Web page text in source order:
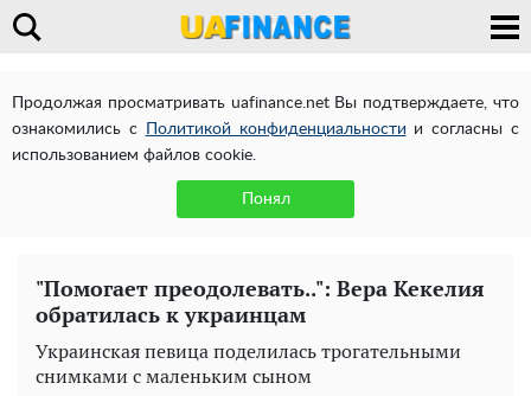
Продолжая просматривать uafinance.net Вы подтверждаете, что
ознакомились с
Политикой конфиденциальности и согласны с
использованием файлов cookie.
Понял
"Помогает преодолевать..": Вера Кекелия
обратилась к украинцам
Украинская певица поделилась трогательными
снимками с маленьким сыном